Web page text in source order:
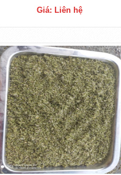
Giá: Liên hệ